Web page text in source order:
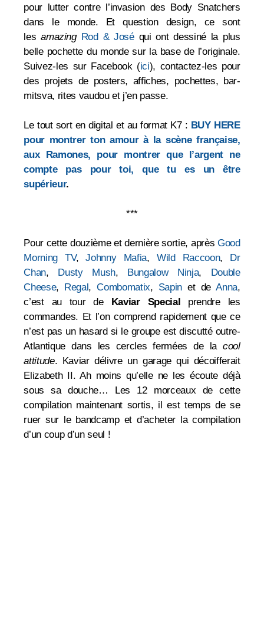
pour lutter contre l’invasion des Body Snatchers
dans le monde. Et question design, ce sont
esamazing Rod & Joséqui ont dessiné la plus
belle pochette du monde sur la base de l’originale.
Suivez-les sur Facebook (ici), contactez-les pour
des projets de posters, affiches, pochettes, bar-
mitsva, rites vaudou et j’en passe.
Le tout sort en digital et au format K7 : BUY HERE
pour montrer ton amour à la scène française,
aux Ramones, pour montrer que l’argent ne
compte pas pour toi, que tu es un être
supérieur.
***
Pour cette douzième et dernière sortie, aprèsGood
Morning TV,Johnny Mafia, Wild Raccoon,
Dr
Chan, Dusty Mush, Bungalow Ninja,
Double
Cheese, Regal,Combomatix, Sapin et deAnna,
c’est au tour de
Kaviar Special
prendre les
commandes. Et l’on comprend rapidement que ce
n’est pas un hasard si le groupe est discutté outre-
Atlantique dans les cercles fermées de lacool
attitude. Kaviar délivre un garage qui décoifferait
Elizabeth II. Ah moins qu’elle ne les écoute déjà
sous sa douche… Les 12 morceaux de cette
compilation maintenant sortis, il est temps de se
ruer sur le bandcamp et d’acheter la compilation
d’un coup d’un seul !